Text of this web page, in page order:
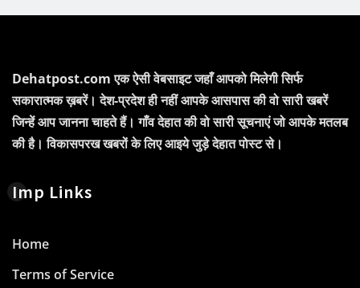
Dehatpost.com एक ऐसी वेबसाइट जहाँ आपको मिलेगी सिर्फ
सकारात्मक ख़बरें। देश-प्रदेश ही नहीं आपके आसपास की वो सारी खबरें
जिन्हें आप जानना चाहते हैं। गाँव देहात की वो सारी सूचनाएं जो आपके मतलब
की है। विकासपरख खबरों के लिए आइये जुड़े देहात पोस्ट से।
Imp Links
Home
Terms of Service